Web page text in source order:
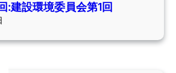
＞
:建設環境委員会第1回